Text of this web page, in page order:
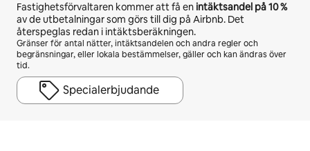
Fastighetsförvaltaren kommer att få enintäktsandel på10 %
av de utbetalningar som görs till dig på Airbnb. Det
återspeglas redan i intäktsberäkningen.
Gränser för antal nätter, intäktsandelen och andra regler och
begränsningar, eller lokala bestämmelser, gäller och kan ändras över
tid.
Specialerbjudande